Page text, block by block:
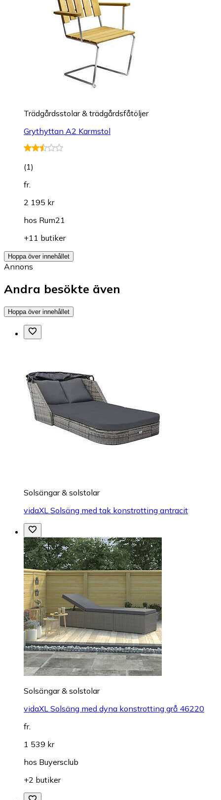
Trädgårdsstolar & trädgårdsfåtöljer
Grythyttan A2 Karmstol
(1)
fr.
2 195 kr
hos Rum21
+11 butiker
Hoppa över innehållet
Annons
Andra besökte även
Hoppa över innehållet
Solsängar & solstolar
vidaXL Solsäng med tak konstrotting antracit
Solsängar & solstolar
vidaXL Solsäng med dyna konstrotting grå 46220
fr.
1 539 kr
hos Buyersclub
+2 butiker